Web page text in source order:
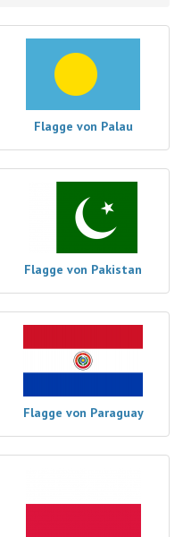
Flagge von Palau
Flagge von Pakistan
Flagge von Paraguay